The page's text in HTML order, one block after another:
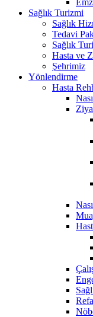
Sağlık Turizmi
Sağlık
Tedavi
Sağlık
Hasta ve
Şehrimiz
Yönlendirme
Hasta